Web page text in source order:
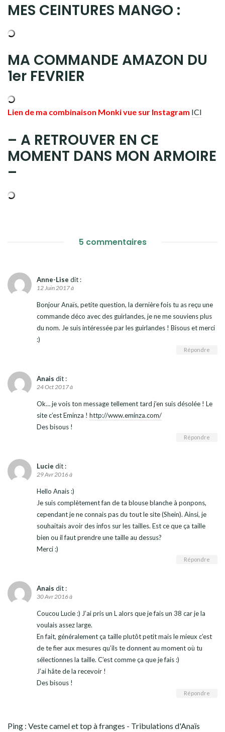
MES CEINTURES MANGO :
MA COMMANDE AMAZON DU
1er FEVRIER
Lien de ma combinaison Monki vue sur Instagram ICI
– A RETROUVER EN CE
MOMENT DANS MON ARMOIRE
–
5 commentaires
Anne-Lise dit :
12 Juin 2017 à
Bonjour Anaïs, petite question, la dernière fois tu as reçu une
commande déco avec des guirlandes, je ne me souviens plus
du nom. Je suis intéressée par les guirlandes ! Bisous et merci
:)
Répondre
Anais dit :
24 Oct 2017 à
Ok… je vois ton message tellement tard j’en suis désolée ! Le
site c’est Eminza ! http://www.eminza.com/
Des bisous !
Répondre
Lucie dit :
29 Avr 2016 à
Hello Anais :)
Je suis complètement fan de ta blouse blanche à ponpons,
cependant je ne connais pas du tout le site (Shein). Ainsi, je
souhaitais avoir des infos sur les tailles. Est ce que ça taille
bien ou il faut prendre une taille au dessus?
Merci :)
Répondre
Anais dit :
30 Avr 2016 à
Coucou Lucie :) J’ai pris un L alors que je fais un 38 car je la
voulais assez large.
En fait, généralement ça taille plutôt petit mais le mieux c’est
de te fier aux mesures qu’ils te donnent au moment où tu
sélectionnes la taille. C’est comme ça que je fais :)
J’ai hâte de la recevoir !
Des bisous !
Répondre
Ping : Veste camel et top à franges - Tribulations d'Anaïs